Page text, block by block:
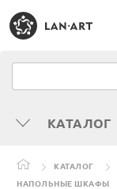
КАТАЛОГ
КАТАЛОГ
НАПОЛЬНЫЕ ШКАФЫ